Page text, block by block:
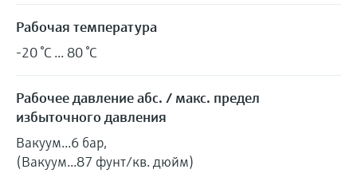
Рабочая температура
-20 °C ... 80 °C
Рабочее давление абс. / макс. предел
избыточного давления
Вакуум...6 бар,
(Вакуум...87 фунт/кв. дюйм)